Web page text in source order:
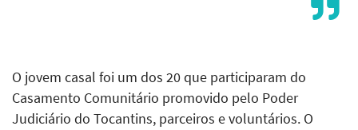
O jovem casal foi um dos 20 que participaram do
Casamento Comunitário promovido pelo Poder
Judiciário do Tocantins, parceiros e voluntários. O